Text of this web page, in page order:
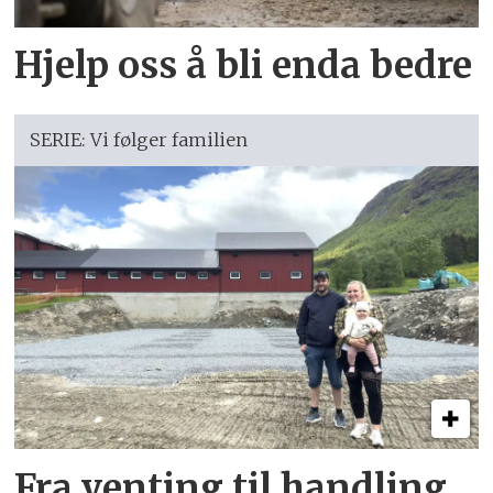
Hjelp oss å bli enda bedre
SERIE: Vi følger familien